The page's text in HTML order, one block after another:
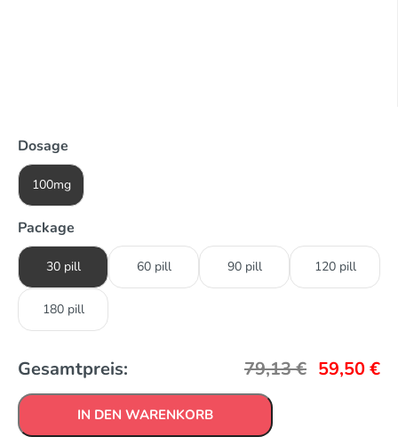
Dosage
100mg
Package
30 pill 60 pill 90 pill 120 pill
180 pill
Gesamtpreis: 79,13€ 59,50€
IN DEN WARENKORB